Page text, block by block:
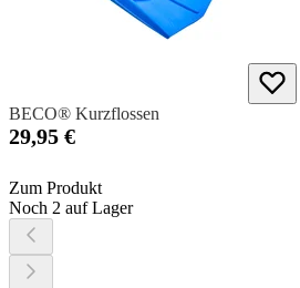
BECO® Kurzflossen
29,95 €
Zum Produkt
Noch 2 auf Lager